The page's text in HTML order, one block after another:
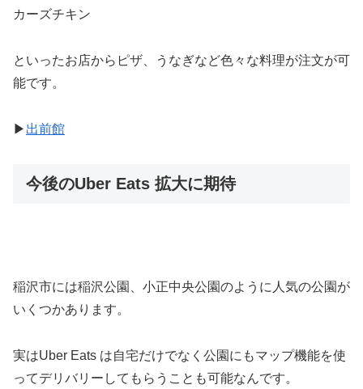
カーズチキン
といったお店からピザ、うなぎなど色々な料理が注文が可
能です。
▶︎ 出前館
今後のUber Eats 拡大に期待
稲沢市には稲沢公園、小正中央公園のように人気の公園が
いくつかあります。
実はUber Eats は自宅だけでなく公園にもマップ機能を使
ってデリバリーしてもらうことも可能なんです。